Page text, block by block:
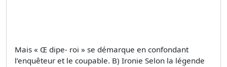
Mais « Œ dipe- roi » se démarque en confondant
l’enquêteur et le coupable. B) Ironie Selon la légende